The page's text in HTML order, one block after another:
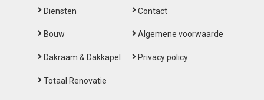
Diensten
Bouw
Dakraam & Dakkapel
Totaal Renovatie
Contact
Algemene voorwaarde
Privacy policy